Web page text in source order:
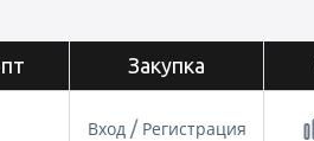
Закупка
Вход / Регистрация